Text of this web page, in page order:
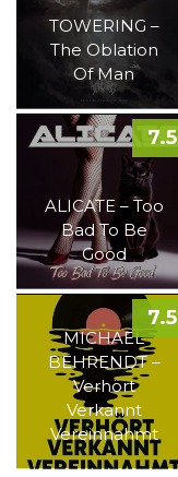
TOWERING –
The Oblation
Of Man
ALICATE – Too
Bad To Be
Good
7.5
MICHAEL
BEHRENDT –
Verhört
Verkannt
Vereinnahmt
7.5